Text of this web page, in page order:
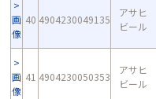
画
像
40 4904230049135
アサヒ
ビール
画
像
41 4904230050353
アサヒ
ビール